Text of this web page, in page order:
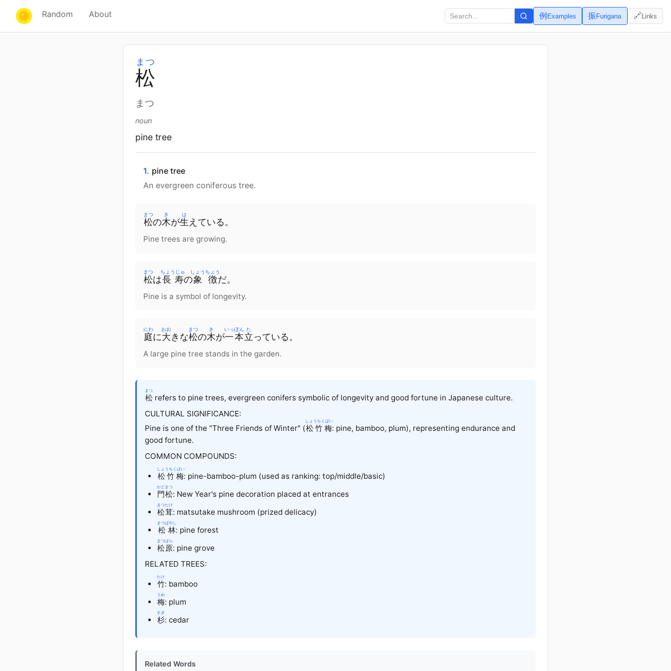
Random About 例 Examples 振Furigana 🔗Links
松
まつ
まつ
noun
pine tree
1. pine tree
An evergreen coniferous tree.
松
まつ
の木
き
が生
は
えている。
Pine trees are growing.
松
まつ
は長寿
ちょうじゅ
の象徴
しょうちょう
だ。
Pine is a symbol of longevity.
庭
にわ
に大
おお
きな松
まつ
の木
き
が一本
いっぽん
立
た
っている。
A large pine tree stands in the garden.
松
まつ
refers to pine trees, evergreen conifers symbolic of longevity and good fortune in Japanese culture.
CULTURAL SIGNIFICANCE:
Pine is one of the "Three Friends of Winter" (松竹梅
しょうちくばい
: pine, bamboo, plum), representing endurance and
good fortune.
COMMON COMPOUNDS:
松竹梅
しょうちくばい
: pine-bamboo-plum (used as ranking: top/middle/basic)
門松
かどまつ
: New Year's pine decoration placed at entrances
松茸
まつたけ
: matsutake mushroom (prized delicacy)
松林
まつばやし
: pine forest
松原
まつばら
: pine grove
RELATED TREES:
竹
たけ
: bamboo
梅
うめ
: plum
杉
すぎ
: cedar
Related Words